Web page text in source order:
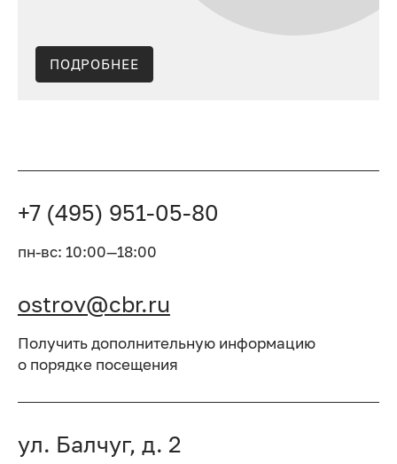
ПОДРОБНЕЕ
+7 (495) 951-05-80
пн-вс: 10:00—18:00
ostrov@cbr.ru
Получить дополнительную информацию
о порядке посещения
ул. Балчуг, д. 2